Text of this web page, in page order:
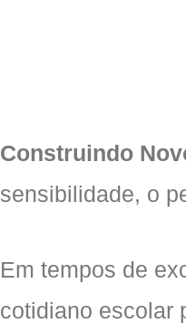
Construindo
sensibilidade, o
Em tempos de
cotidiano escolar